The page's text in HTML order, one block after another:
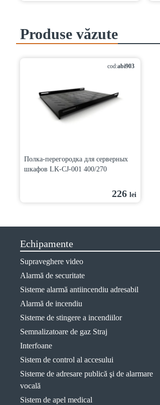
Produse văzute
cod:abi903
Полка-перегородка для серверных
шкафов LK-CJ-001 400/270
226 lei
Echipamente
Supraveghere video
Alarmă de securitate
Sisteme alarmă antiincendiu adresabil
Alarmă de incendiu
Sisteme de stingere a incendiilor
Semnalizatoare de gaz Straj
Interfoane
Sistem de control al accesului
Sisteme de adresare publică şi de alarmare
vocală
Sistem de apel medical